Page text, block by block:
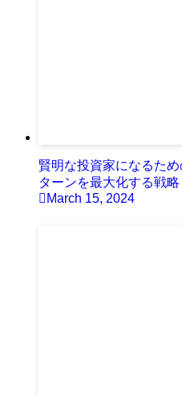
賢明な投資家になるた
ターンを最大化する戦略
March 15, 2024